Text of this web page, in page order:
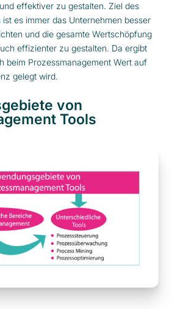
effektiver zu gestalten. Ziel des
ist es immer das Unternehmen besser
und die gesamte Wertschöpfung
effizienter zu gestalten. Da ergibt
beim Prozessmanagement Wert auf
gelegt wird.
von
Tools